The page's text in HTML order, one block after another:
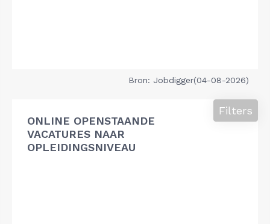
Bron: Jobdigger(04-08-2026)
ONLINE OPENSTAANDE
VACATURES NAAR
OPLEIDINGSNIVEAU
Filters